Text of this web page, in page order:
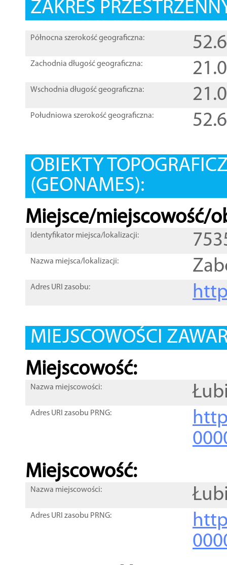
ZAKRES
Północna szerokość geograficzna:
Zachodnia długość geograficzna:
Wschodnia długość geograficzna:
Południowa szerokość geograficzna:
OBIEKTY
(GEONAMES):
Miejsce/miejscowość/
Identyfikator miejsca/lokalizacji:
Nazwa miejsca/lokalizacji:
Adres URI zasobu:
MIEJSCOWOŚCI
Miejscowość:
Nazwa miejscowości:
Adres URI zasobu PRNG:
Miejscowość:
Nazwa miejscowości:
Adres URI zasobu PRNG: